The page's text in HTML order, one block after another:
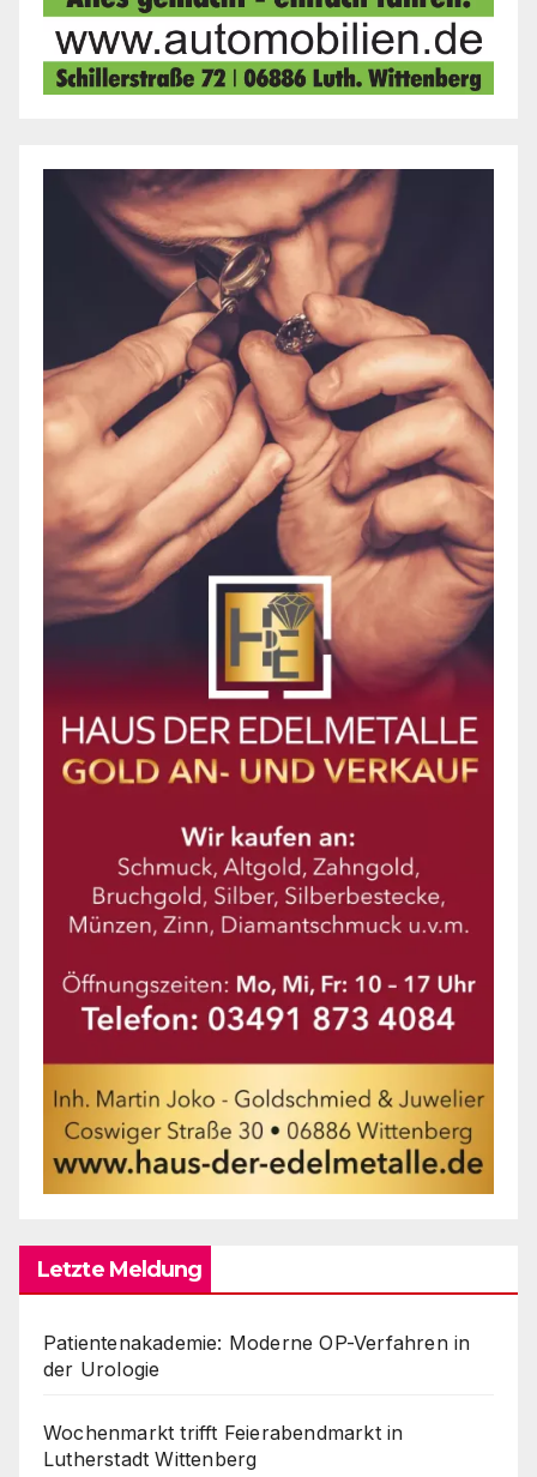
Letzte Meldung
Patientenakademie: Moderne OP-Verfahren in
der Urologie
Wochenmarkt trifft Feierabendmarkt in
Lutherstadt Wittenberg